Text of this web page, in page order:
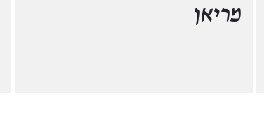
מריאן